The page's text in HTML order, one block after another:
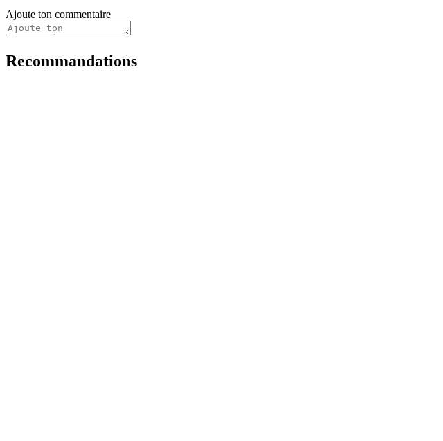
Ajoute ton commentaire
Recommandations